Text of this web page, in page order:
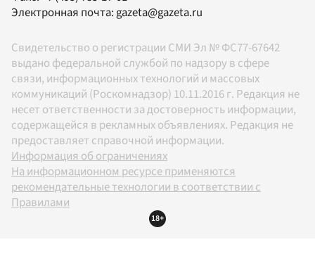
Электронная почта: gazeta@gazeta.ru
Свидетельство о регистрации СМИ Эл № ФС77-67642
выдано федеральной службой по надзору в сфере
связи, информационных технологий и массовых
коммуникаций (Роскомнадзор) 10.11.2016 г. Редакция не
несет ответственности за достоверность информации,
содержащейся в рекламных объявлениях. Редакция не
предоставляет справочной информации.
Информация об ограничениях
На информационном ресурсе применяются
рекомендательные технологии в соответствии с
Правилами
18+